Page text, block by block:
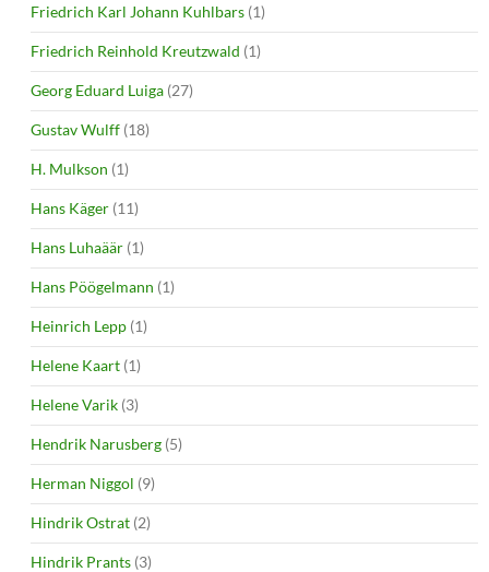
Friedrich Karl Johann Kuhlbars (1)
Friedrich Reinhold Kreutzwald (1)
Georg Eduard Luiga (27)
Gustav Wulff (18)
H. Mulkson (1)
Hans Käger (11)
Hans Luhaäär (1)
Hans Pöögelmann (1)
Heinrich Lepp (1)
Helene Kaart (1)
Helene Varik (3)
Hendrik Narusberg (5)
Herman Niggol (9)
Hindrik Ostrat (2)
Hindrik Prants (3)